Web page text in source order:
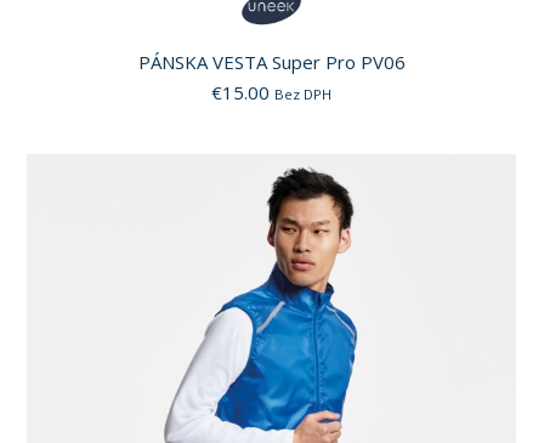
PÁNSKA VESTA Super Pro PV06
€15.00 Bez DPH